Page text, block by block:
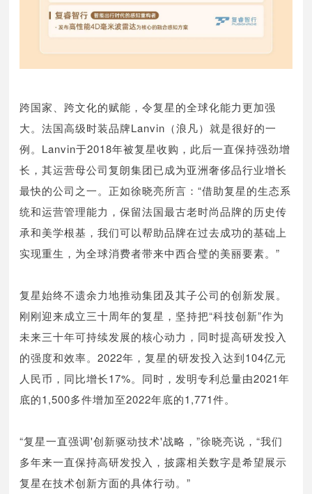
跨国家、跨文化的赋能，令复星的全球化能力更加强
大。法国高级时装品牌Lanvin（浪凡）就是很好的一
例。Lanvin于2018年被复星收购，此后一直保持强劲增
长，其运营母公司复朗集团已成为亚洲奢侈品行业增长
最快的公司之一。正如徐晓亮所言：“借助复星的生态系
统和运营管理能力，保留法国最古老时尚品牌的历史传
承和美学根基，我们可以帮助品牌在过去成功的基础上
实现重生，为全球消费者带来中西合璧的美丽要素。”
复星始终不遗余力地推动集团及其子公司的创新发展。
刚刚迎来成立三十周年的复星，坚持把“科技创新”作为
未来三十年可持续发展的核心动力，同时提高研发投入
的强度和效率。2022年，复星的研发投入达到104亿元
人民币，同比增长17%。同时，发明专利总量由2021年
底的1,500多件增加至2022年底的1,771件。
“复星一直强调'创新驱动技术'战略，”徐晓亮说，“我们
多年来一直保持高研发投入，披露相关数字是希望展示
复星在技术创新方面的具体行动。”